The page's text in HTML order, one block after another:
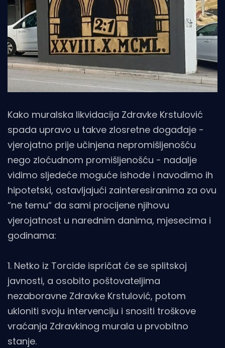
Kako muralska likvidacija Zdravke Krstulović
spada upravo u takve zlosretne događaje -
vjerojatno prije učinjena nepromišljenošću
nego zloćudnom promišljenošću - nadalje
vidimo sljedeće moguće ishode i navodimo ih
hipotetski, ostavljajući zainteresiranima za ovu
“ne temu“ da sami procijene njihovu
vjerojatnost u narednim danima, mjesecima i
godinama:
1. Netko iz Torcide ispričat će se splitskoj
javnosti, a osobito poštovateljima
nezaboravne Zdravke Krstulović, potom
ukloniti svoju intervenciju i snositi troškove
vraćanja Zdravkinog murala u prvobitno
stanje.